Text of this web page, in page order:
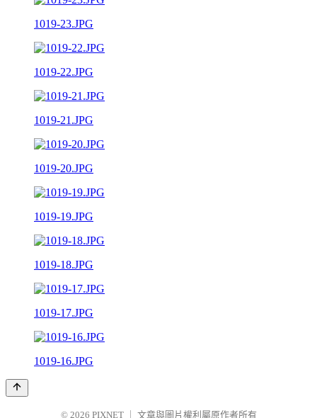
1019-23.JPG
1019-22.JPG
1019-21.JPG
1019-20.JPG
1019-19.JPG
1019-18.JPG
1019-17.JPG
1019-16.JPG
© 2026 PIXNET 文章與圖片權利屬原作者所有